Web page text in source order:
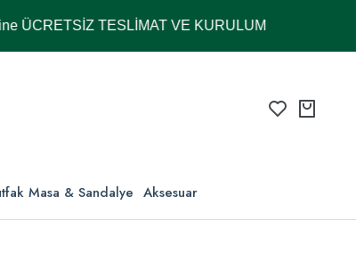
TESLİMAT VE KURULUM
Masa & Sandalye Aksesuar